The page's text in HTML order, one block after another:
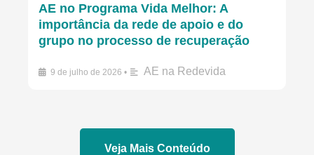
AE no Programa Vida Melhor: A
importância da rede de apoio e do
grupo no processo de recuperação
9 de julho de 2026 • AE na Redevida
Veja Mais Conteúdo